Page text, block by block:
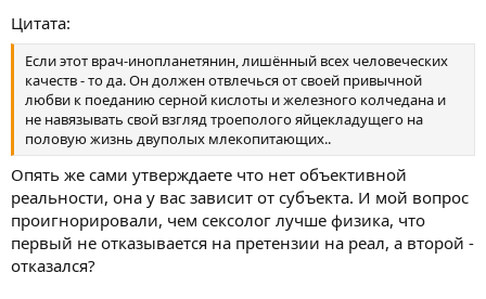
Цитата:
Если этот врач-инопланетянин, лишённый всех человеческих
качеств - то да. Он должен отвлечься от своей привычной
любви к поеданию серной кислоты и железного колчедана и
не навязывать свой взгляд троеполого яйцекладущего на
половую жизнь двуполых млекопитающих..
Опять же сами утверждаете что нет объективной
реальности, она у вас зависит от субъекта. И мой вопрос
проигнорировали, чем сексолог лучше физика, что
первый не отказывается на претензии на реал, а второй -
отказался?